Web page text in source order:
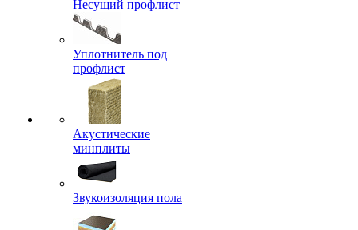
Несущий профлист
Уплотнитель под
профлист
Акустические
минплиты
Звукоизоляция пола